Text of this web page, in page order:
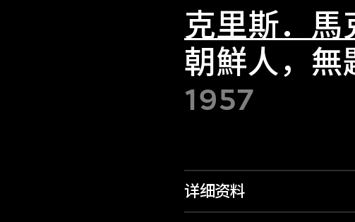
克里斯．馬
朝鮮人，無
1957
详细资料